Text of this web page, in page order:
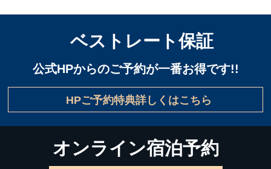
ベストレート保証
公式HPからのご予約が一番お得です!!
HPご予約特典詳しくはこちら
オンライン宿泊予約